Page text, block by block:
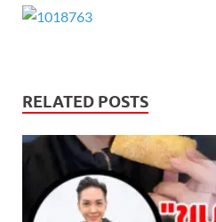
RELATED POSTS